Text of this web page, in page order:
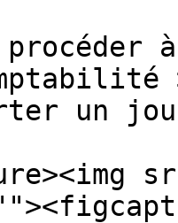
procéder
un